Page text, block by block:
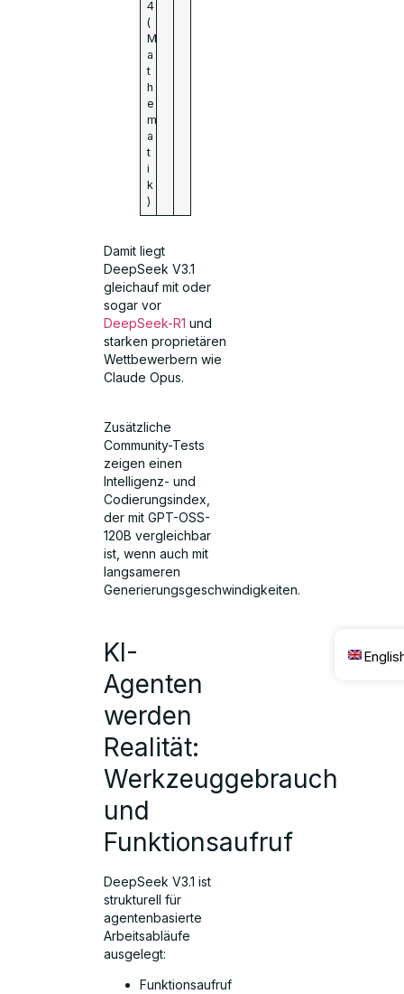
4
(
M
a
t
h
e
m
a
t
i
k
)
Damit liegt
DeepSeek V3.1
gleichauf mit oder
sogar vor
DeepSeek-R1 und
starken proprietären
Wettbewerbern wie
Claude Opus.
Zusätzliche
Community-Tests
zeigen einen
Intelligenz- und
Codierungsindex,
der mit GPT-OSS-
120B vergleichbar
ist, wenn auch mit
langsameren
Generierungsgeschwindigkeiten.
KI-
Agenten
werden
Realität:
Werkzeuggebrauch
und
Funktionsaufruf
DeepSeek V3.1 ist
strukturell für
agentenbasierte
Arbeitsabläufe
ausgelegt:
Funktionsaufruf